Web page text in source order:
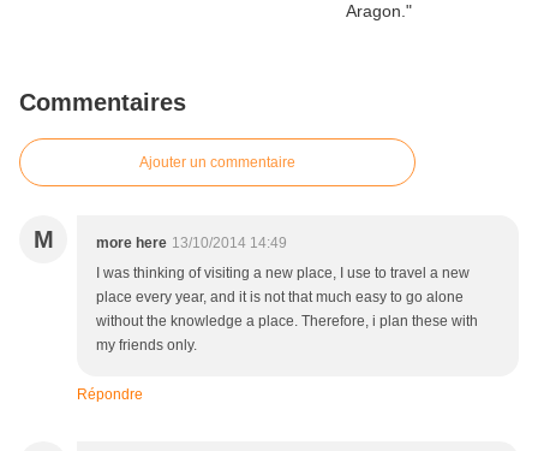
Commentaires
Ajouter un commentaire
M more here 13/10/2014 14:49
I was thinking of visiting a new place, I use to travel a new
place every year, and it is not that much easy to go alone
without the knowledge a place. Therefore, i plan these with
my friends only.
Répondre